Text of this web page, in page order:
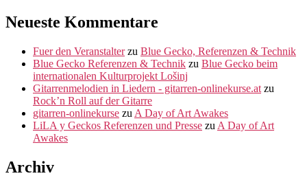
Neueste Kommentare
Fuer den Veranstalterzu Blue Gecko, Referenzen & Technik
Blue Gecko Referenzen & Technik zu Blue Gecko beim
internationalen Kulturprojekt Lošinj
Gitarrenmelodien in Liedern - gitarren-onlinekurse.at zu
Rock’n Roll auf der Gitarre
gitarren-onlinekurse zu A Day of Art Awakes
LiLA y Geckos Referenzen und Presse zu A Day of Art
Awakes
Archiv